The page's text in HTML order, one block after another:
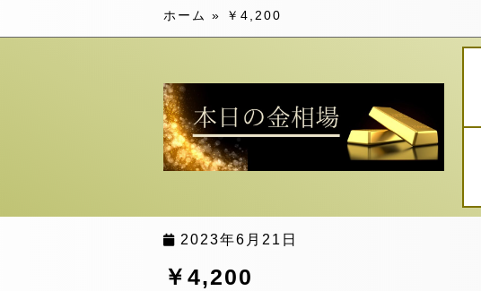
ホーム » ￥4,200
2023年6月21日
￥4,200